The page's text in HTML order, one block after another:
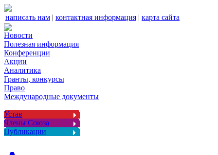
написать нам | контактная информация | карта сайта
Новости
Полезная информация
Конференции
Акции
Аналитика
Гранты, конкурсы
Право
Международные документы
Устав
Члены Союза
Публикации